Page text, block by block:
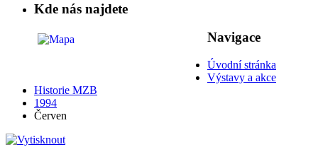
Kde nás najdete
Navigace
Úvodní stránka
Výstavy a akce
Historie MZB
1994
Červen